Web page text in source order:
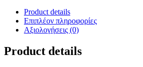
Product details
Επιπλέον πληροφορίες
Αξιολογήσεις (0)
Product details